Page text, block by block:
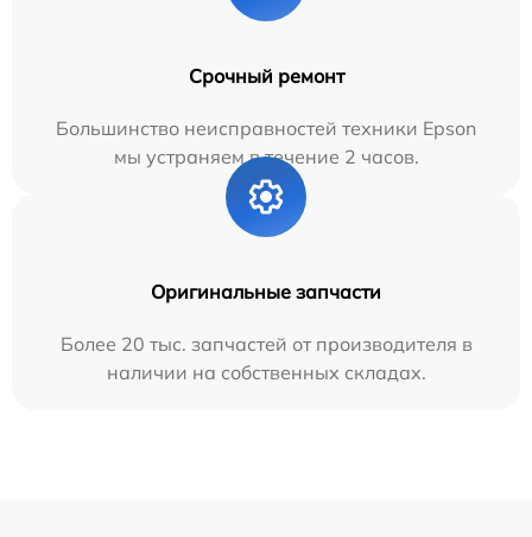
Срочный ремонт
Большинство неисправностей техники Epson
мы устраняем в течение 2 часов.
Оригинальные запчасти
Более 20 тыс. запчастей от производителя в
наличии на собственных складах.